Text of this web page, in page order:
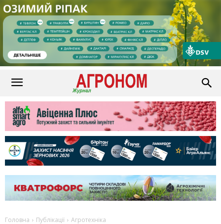
Головна Публікації Агротехніка